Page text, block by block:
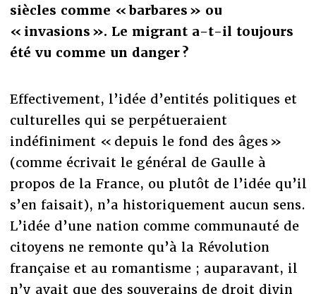
siècles comme « barbares » ou
« invasions ». Le migrant a-t-il toujours
été vu comme un danger ?
Effectivement, l’idée d’entités politiques et
culturelles qui se perpétueraient
indéfiniment « depuis le fond des âges »
(comme écrivait le général de Gaulle à
propos de la France, ou plutôt de l’idée qu’il
s’en faisait), n’a historiquement aucun sens.
L’idée d’une nation comme communauté de
citoyens ne remonte qu’à la Révolution
française et au romantisme ; auparavant, il
n’y avait que des souverains de droit divin